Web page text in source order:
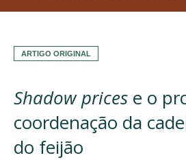
ARTIGO ORIGINAL
Shadow prices e o
coordenação da
do feijão